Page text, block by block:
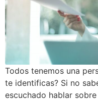
Todos tenemos una
te identificas? Si no
escuchado hablar